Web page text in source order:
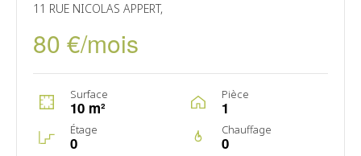
11 RUE NICOLAS APPERT,
80 €/mois
Surface
10 m²
Pièce
1
Étage
0
Chauffage
0